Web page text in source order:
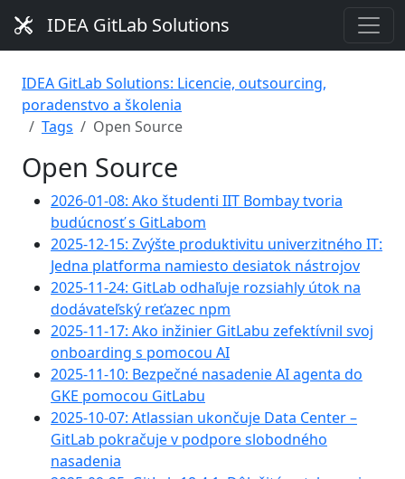
IDEA GitLab Solutions
IDEA GitLab Solutions: Licencie, outsourcing,
poradenstvo a školenia
Tags
Open Source
Open Source
2026-01-08: Ako študenti IIT Bombay tvoria
budúcnosť s GitLabom
2025-12-15: Zvýšte produktivitu univerzitného IT:
Jedna platforma namiesto desiatok nástrojov
2025-11-24: GitLab odhaľuje rozsiahly útok na
dodávateľský reťazec npm
2025-11-17: Ako inžinier GitLabu zefektívnil svoj
onboarding s pomocou AI
2025-11-10: Bezpečné nasadenie AI agenta do
GKE pomocou GitLabu
2025-10-07: Atlassian ukončuje Data Center –
GitLab pokračuje v podpore slobodného
nasadenia